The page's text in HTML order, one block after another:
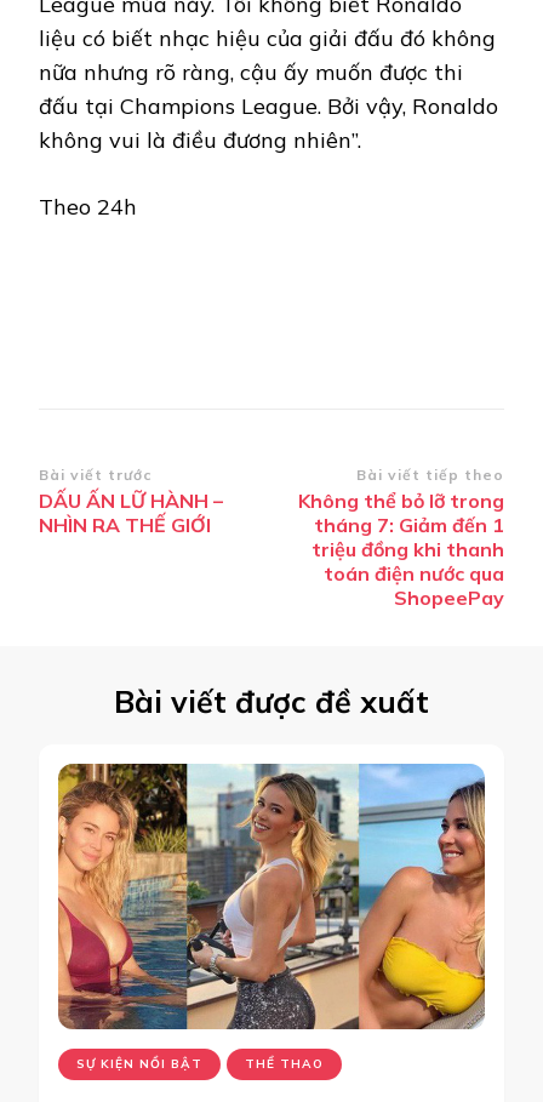
liệu có biết nhạc hiệu của giải đấu đó không
nữa nhưng rõ ràng, cậu ấy muốn được thi
đấu tại Champions League. Bởi vậy, Ronaldo
không vui là điều đương nhiên”.
Theo 24h
Điều
hướng
Bài viết trước
DẤU ẤN LỮ HÀNH –
NHÌN RA THẾ GIỚI
Bài viết tiếp theo
Không thể bỏ lỡ trong
tháng 7: Giảm đến 1
triệu đồng khi thanh
toán điện nước qua
ShopeePay
Bài viết được đề xuất
SỰ KIỆN NỔI BẬT THỂ THAO